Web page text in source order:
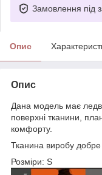
Замовлення під
Опис
Опис
Дана модель має
поверхні тканини,
комфорту.
Тканина виробу добре
Розміри: S